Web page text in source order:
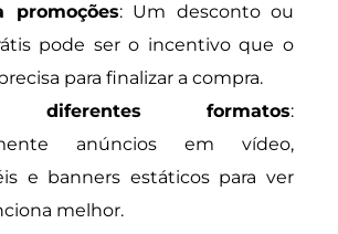
promoções: Um desconto ou
pode ser o incentivo que o
para finalizar a compra.
diferentes formatos:
anúncios em vídeo,
e banners estáticos para ver
melhor.